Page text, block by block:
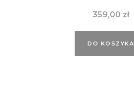
Cena
359,00 zł
DO KOSZYKA